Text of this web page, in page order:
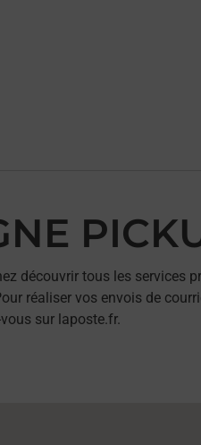
découvrir tous les services
réaliser vos envois de
sur laposte.fr.